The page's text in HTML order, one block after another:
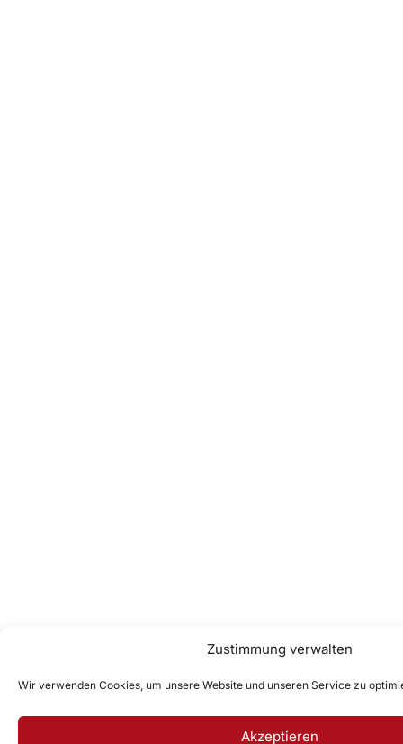
Zustimmung verwalten
Wir verwenden Cookies, um unsere Website und unseren Service zu
Akzeptieren